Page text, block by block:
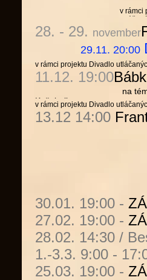
v rámci
28. - 29. november
29.11. 20:00
v rámci projektu Divadlo
11.12. 19:00
na
Kušnierik.
v rámci projektu Divadlo
13.12 14:00
30.01. 19:00 -
27.02. 19:00 -
28.02. 14:30 /
1.-3.3. 9:00 -
25.03. 19:00 -